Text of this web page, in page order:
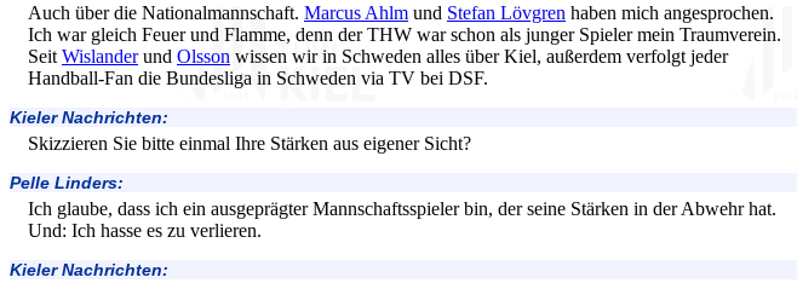
Auch über die Nationalmannschaft. Marcus Ahlm und Stefan Lövgren haben mich angesprochen.
Ich war gleich Feuer und Flamme, denn der THW war schon als junger Spieler mein Traumverein.
Seit Wislanderund Olsson wissen wir in Schweden alles über Kiel, außerdem verfolgt jeder
Handball-Fan die Bundesliga in Schweden via TV bei DSF.
Kieler Nachrichten:
Skizzieren Sie bitte einmal Ihre Stärken aus eigener Sicht?
Pelle Linders:
Ich glaube, dass ich ein ausgeprägter Mannschaftsspieler bin, der seine Stärken in der Abwehr hat.
Und: Ich hasse es zu verlieren.
Kieler Nachrichten: